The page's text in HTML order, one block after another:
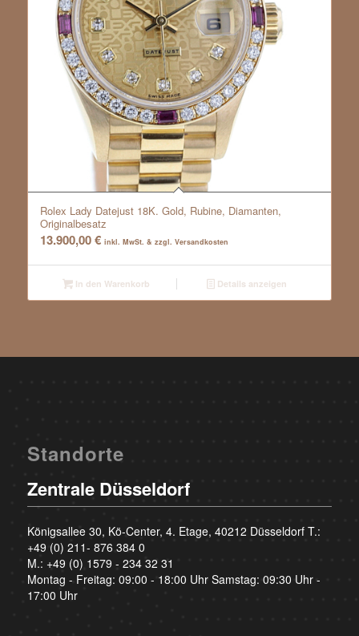
Rolex Lady Datejust 18K. Gold, Rubine, Diamanten,
Originalbesatz
13.900,00€ inkl. MwSt. & zzgl. Versandkosten
In den Warenkorb Details anzeigen
Standorte
Zentrale Düsseldorf
Königsallee 30, Kö-Center, 4. Etage, 40212 Düsseldorf T.:
+49 (0) 211- 876 384 0
M.: +49 (0) 1579 - 234 32 31
Montag - Freitag: 09:00 - 18:00 Uhr Samstag: 09:30 Uhr -
17:00 Uhr